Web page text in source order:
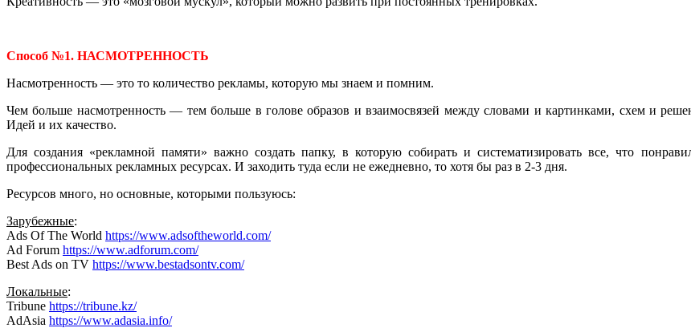
Способ №1. НАСМОТРЕННОСТЬ
Насмотренность — это то количество рекламы, которую мы знаем и помним.
Чем больше насмотренность — тем больше в голове образов и взаимосвязей между словами и картинками, схем и
Идей и их качество.
Для создания «рекламной памяти» важно создать папку, в которую собирать и систематизировать все, что
профессиональных рекламных ресурсах. И заходить туда если не ежедневно, то хотя бы раз в 2-3 дня.
Ресурсов много, но основные, которыми пользуюсь:
Зарубежные:
Ads Of The World https://www.adsoftheworld.com/
Ad Forum https://www.adforum.com/
Best Ads on TV https://www.bestadsontv.com/
Локальные:
Tribune https://tribune.kz/
AdAsia https://www.adasia.info/